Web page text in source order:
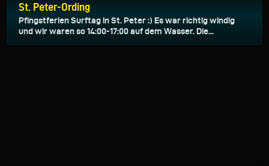
St. Peter-Ording
Pfingstferien Surftag in St. Peter :) Es war richtig windig
und wir waren so 14:00-17:00 auf dem Wasser. Die...